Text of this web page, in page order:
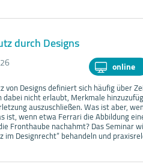
durch Designs
26 online
von Designs definiert sich häufig über
dabei nicht erlaubt, Merkmale
auszuschließen. Was ist aber,
ist, wenn etwa Ferrari die Abbildung
Fronthaube nachahmt? Das Seminar
im Designrecht“ behandeln und